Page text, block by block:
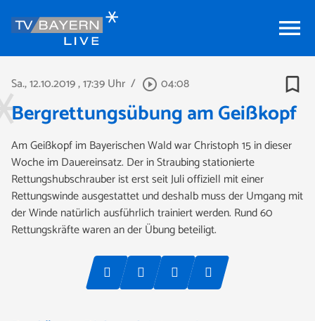
menu
Sa., 12.10.2019, 17:39 Uhr / play_circle_outline 04:08 bookmark_border
Bergrettungsübung am Geißkopf
Am Geißkopf im Bayerischen Wald war Christoph 15 in dieser
Woche im Dauereinsatz. Der in Straubing stationierte
Rettungshubschrauber ist erst seit Juli offiziell mit einer
Rettungswinde ausgestattet und deshalb muss der Umgang mit
der Winde natürlich ausführlich trainiert werden. Rund 60
Rettungskräfte waren an der Übung beteiligt.